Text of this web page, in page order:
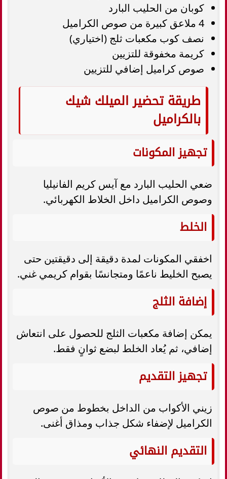
كوبان من الحليب البارد
4 ملاعق كبيرة من صوص الكراميل
نصف كوب مكعبات ثلج (اختياري)
كريمة مخفوقة للتزيين
صوص كراميل إضافي للتزيين
طريقة تحضير الميلك شيك
بالكراميل
تجهيز المكونات
ضعي الحليب البارد مع آيس كريم الفانيليا
وصوص الكراميل داخل الخلاط الكهربائي.
الخلط
اخفقي المكونات لمدة دقيقة إلى دقيقتين حتى
يصبح الخليط ناعمًا ومتجانسًا بقوام كريمي غني.
إضافة الثلج
يمكن إضافة مكعبات الثلج للحصول على انتعاش
إضافي، ثم يُعاد الخلط لبضع ثوانٍ فقط.
تجهيز التقديم
زيني الأكواب من الداخل بخطوط من صوص
الكراميل لإضفاء شكل جذاب ومذاق أغنى.
التقديم النهائي